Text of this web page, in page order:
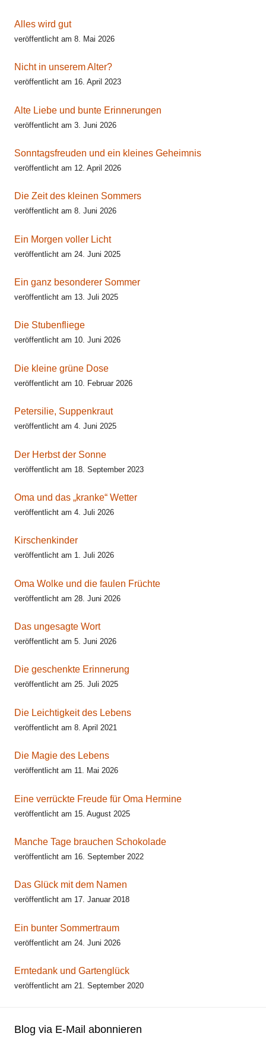
Alles wird gut
veröffentlicht am 8. Mai 2026
Nicht in unserem Alter?
veröffentlicht am 16. April 2023
Alte Liebe und bunte Erinnerungen
veröffentlicht am 3. Juni 2026
Sonntagsfreuden und ein kleines Geheimnis
veröffentlicht am 12. April 2026
Die Zeit des kleinen Sommers
veröffentlicht am 8. Juni 2026
Ein Morgen voller Licht
veröffentlicht am 24. Juni 2025
Ein ganz besonderer Sommer
veröffentlicht am 13. Juli 2025
Die Stubenfliege
veröffentlicht am 10. Juni 2026
Die kleine grüne Dose
veröffentlicht am 10. Februar 2026
Petersilie, Suppenkraut
veröffentlicht am 4. Juni 2025
Der Herbst der Sonne
veröffentlicht am 18. September 2023
Oma und das „kranke“ Wetter
veröffentlicht am 4. Juli 2026
Kirschenkinder
veröffentlicht am 1. Juli 2026
Oma Wolke und die faulen Früchte
veröffentlicht am 28. Juni 2026
Das ungesagte Wort
veröffentlicht am 5. Juni 2026
Die geschenkte Erinnerung
veröffentlicht am 25. Juli 2025
Die Leichtigkeit des Lebens
veröffentlicht am 8. April 2021
Die Magie des Lebens
veröffentlicht am 11. Mai 2026
Eine verrückte Freude für Oma Hermine
veröffentlicht am 15. August 2025
Manche Tage brauchen Schokolade
veröffentlicht am 16. September 2022
Das Glück mit dem Namen
veröffentlicht am 17. Januar 2018
Ein bunter Sommertraum
veröffentlicht am 24. Juni 2026
Erntedank und Gartenglück
veröffentlicht am 21. September 2020
Blog via E-Mail abonnieren